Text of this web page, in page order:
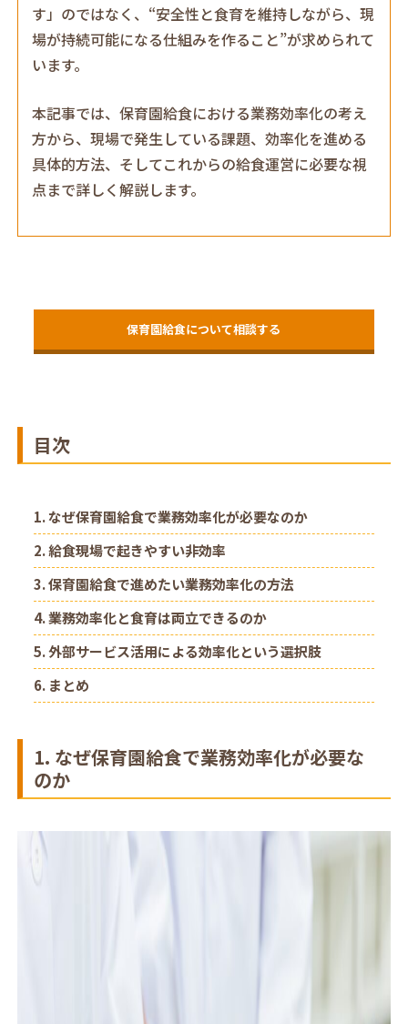
す」のではなく、“安全性と食育を維持しながら、現
場が持続可能になる仕組みを作ること”が求められて
います。
本記事では、保育園給食における業務効率化の考え
方から、現場で発生している課題、効率化を進める
具体的方法、そしてこれからの給食運営に必要な視
点まで詳しく解説します。
保育園給食について相談する
目次
1. なぜ保育園給食で業務効率化が必要なのか
2. 給食現場で起きやすい非効率
3. 保育園給食で進めたい業務効率化の方法
4. 業務効率化と食育は両立できるのか
5. 外部サービス活用による効率化という選択肢
6. まとめ
1. なぜ保育園給食で業務効率化が必要な
のか